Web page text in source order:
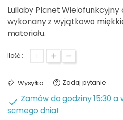
Lullaby Planet
wykonany z wyjątkowo
materiału.
Ilość :
Wysyłka Zadaj pytanie
 Zamów do godziny 15:30
samego dnia!